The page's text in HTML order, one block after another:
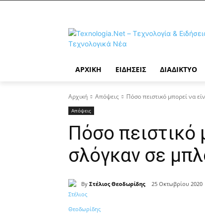
ΑΡΧΙΚΉ ΕΙΔΉΣΕΙΣ ΔΙΑΔΊΚΤΥΟ
Αρχική Απόψεις Πόσο πειστικό μπορεί να
Απόψεις
Πόσο πειστικό
σλόγκαν σε
By Στέλιος Θεοδωρίδης 25 Οκτωβρίου 2020
Κοινοποίηση